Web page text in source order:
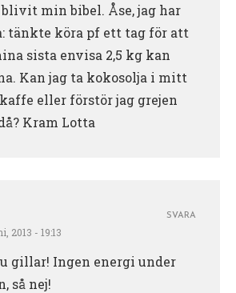
min bibel. Åse, jag har
tänkte köra pf ett tag för att
sista envisa 2,5 kg kan
Kan jag ta kokosolja i mitt
eller förstör jag grejen
Kram Lotta
2013 - 19:13
gillar! Ingen energi under
så nej!
SVARA